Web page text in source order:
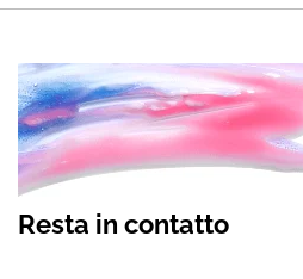
Resta in contatto